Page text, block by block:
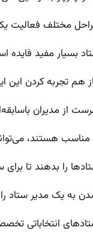
مختلف فعالیت یک
ستاد بسیار مفید
هم تجربه کردن این
از مدیران
هستند،
را بدهند تا
به یک مدیر ستاد
انتخاباتی تخصص